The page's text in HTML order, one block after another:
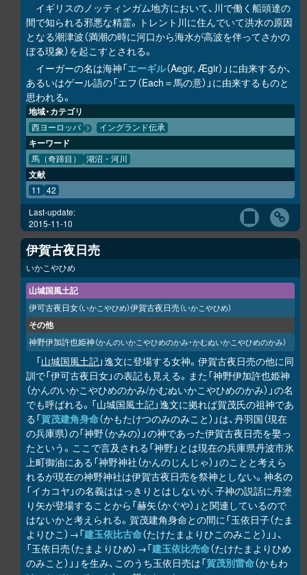
イギリスのノッティンガム地方において、川で働く船頭達の
間で知られる邪悪な精霊。トレント川に住んでいて洪水の原因
となる潮津波（満潮の時に河口から海水が高波を伴ってさかの
ぼる現象）を起こすとされる。
イーガーの名は海神「エーギル（Aegir, Ægir）」に由来するか、
あるいはゲール語の「エフ（Each＝馬の意）」に由来するものと
思われる。
地域・カテゴリ
西ヨーロッパ イングランド伝承
キーワード
馬（奇蹄目） 湖沼・河川
文献
11 42
Last-update:
2015-11-10
伊賀古夜日売
いかこやひめ
山城国風土記
伊可古夜日女（いかこやひめ）伊賀古夜日売（いかこやひめ）
その他
神野伊加許也姫神（かんのいかこやひめのかみ・かむぬいかこやひめのかみ）
「山城国風土記」逸文に登場する女神。伊賀古夜日売の他に同
訓で「伊可古夜日女」の表記も見える。また「神野伊加許也姫神
（かんのいかこやひめのかみ/かむぬいかこやひめのかみ）」の名
でも呼ばれる。「山城国風土記」逸文に拠れば賀茂氏の祖神であ
る「賀茂建角身命（かもたけつのみのみこと）」は、丹羽国（現在
の兵庫県）の「神野（かみの）」の神であった伊賀古夜日売を娶っ
たという。ここで言及される「神野」とは現在の兵庫県丹波市氷
上町御油にある「神野神社（かんのじんじゃ）」のことと考えら
れるが現在の神野神社は伊賀古夜日売を祭神としない。神名の
「イカコヤ」の名義ははっきりとはしないが、子神の説話に丹塗
り矢が登場することから「赫矢（かぐや）」と関連しているので
はないかと考えられる。賀茂建角身命との間に「玉依日子（たま
よりひこ）→「建玉依比古命（たけたまよりひこのみこと）」」、
「玉依日売（たまよりひめ）→「建玉依比売命（たけたまよりひめ
のみこと）」」を生み、このうち玉依日売は「賀茂別雷命（かもわ